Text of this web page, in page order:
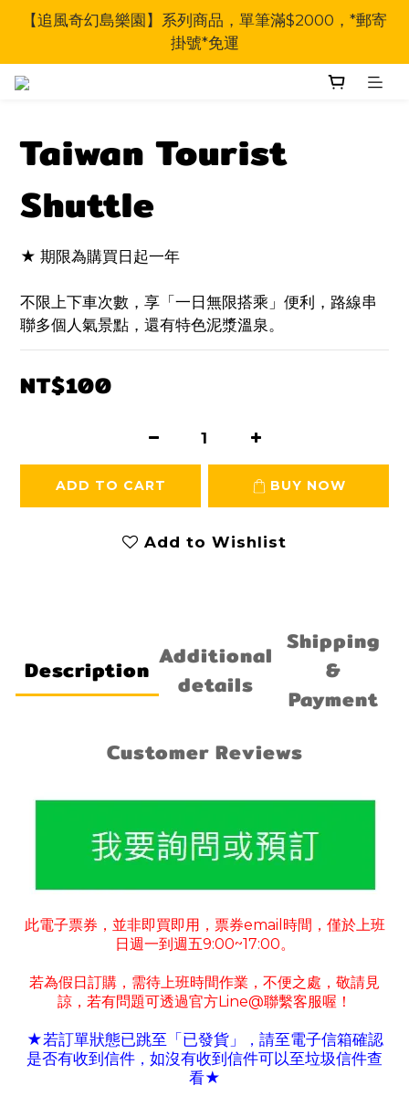
【追風奇幻島樂園】系列商品，單筆滿$2000，*郵寄
掛號*免運
Taiwan Tourist
Shuttle
★ 期限為購買日起一年
不限上下車次數，享「一日無限搭乘」便利，路線串
聯多個人氣景點，還有特色泥漿溫泉。
NT$100
ADD TO CART BUY NOW
Add to Wishlist
Description Additional
details
Shipping
&
Payment
Customer Reviews
此電子票券 ， 並非即買即用 ， 票券email 時間 ， 僅於上班
日週一到週五9:00~17:00。
若為假日訂購 ， 需待上班時間作業 ， 不便之處 ， 敬請見
諒 ， 若有問題可透過官方Line@聯繫客服喔！
★若訂單狀態已跳至「已發貨」 ， 請至電子信箱確認
是否有收到信件 ， 如沒有收到信件可以至垃圾信件查
看★